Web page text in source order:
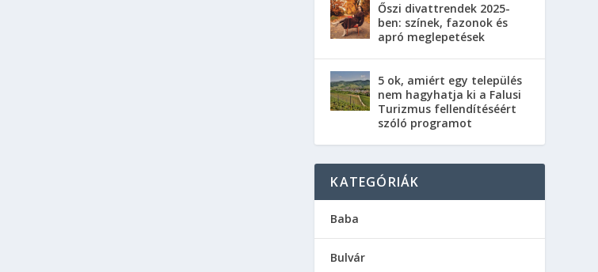
Őszi divattrendek 2025-
ben: színek, fazonok és
apró meglepetések
5 ok, amiért egy település
nem hagyhatja ki a Falusi
Turizmus fellendítéséért
szóló programot
KATEGÓRIÁK
Baba
Bulvár